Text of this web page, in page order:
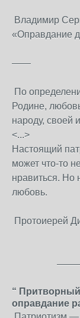
Владимир
«Оправдание
——
По
Родине,
народу, своей
<...>
Настоящий
может что-то
нравиться. Но
любовь.
Протоиерей
“
оправдание